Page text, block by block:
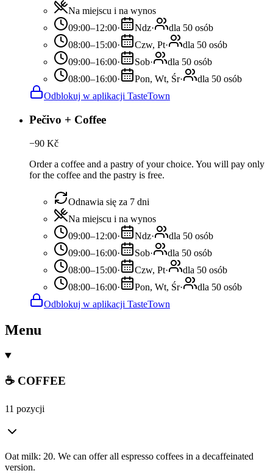
Na miejscu i na wynos
09:00–12:00· Ndz·
dla 50 osób
08:00–15:00· Czw, Pt·
dla 50 osób
09:00–16:00· Sob·
dla 50 osób
08:00–16:00· Pon, Wt, Śr·
dla 50 osób
Odblokuj w aplikacji TasteTown
Pečivo + Coffee
−90 Kč
Order a coffee and a pastry of your choice. You will pay only
for the coffee and the pastry is free.
Odnawia się za 7 dni
Na miejscu i na wynos
09:00–12:00· Ndz·
dla 50 osób
09:00–16:00· Sob·
dla 50 osób
08:00–15:00· Czw, Pt·
dla 50 osób
08:00–16:00· Pon, Wt, Śr·
dla 50 osób
Odblokuj w aplikacji TasteTown
Menu
☕ COFFEE
11 pozycji
Oat milk: 20. We can offer all espresso coffees in a decaffeinated
version.